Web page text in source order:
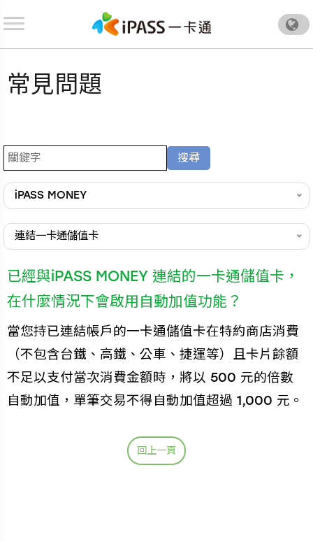
.
常見問題
iPASS MONEY
連結一卡通儲值卡
已經與iPASS MONEY 連結的一卡通儲值卡，
在什麼情況下會啟用自動加值功能？
當您持已連結帳戶的一卡通儲值卡在特約商店消費
（不包含台鐵、高鐵、公車、捷運等）且卡片餘額
不足以支付當次消費金額時，將以 500 元的倍數
自動加值，單筆交易不得自動加值超過 1,000 元。
回上一頁